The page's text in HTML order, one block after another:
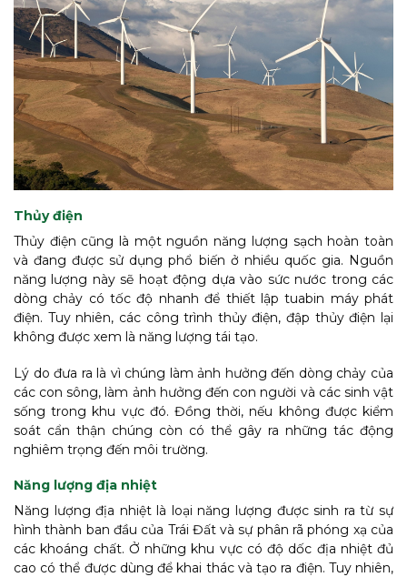
Thủy điện
Thủy điện cũng là một nguồn năng lượng sạch hoàn toàn
và đang được sử dụng phổ biến ở nhiều quốc gia. Nguồn
năng lượng này sẽ hoạt động dựa vào sức nước trong các
dòng chảy có tốc độ nhanh để thiết lập tuabin máy phát
điện. Tuy nhiên, các công trình thủy điện, đập thủy điện lại
không được xem là năng lượng tái tạo.
Lý do đưa ra là vì chúng làm ảnh hưởng đến dòng chảy của
các con sông, làm ảnh hưởng đến con người và các sinh vật
sống trong khu vực đó. Đồng thời, nếu không được kiểm
soát cẩn thận chúng còn có thể gây ra những tác động
nghiêm trọng đến môi trường.
Năng lượng địa nhiệt
Năng lượng địa nhiệt là loại năng lượng được sinh ra từ sự
hình thành ban đầu của Trái Đất và sự phân rã phóng xạ của
các khoáng chất. Ở những khu vực có độ dốc địa nhiệt đủ
cao có thể được dùng để khai thác và tạo ra điện. Tuy nhiên,